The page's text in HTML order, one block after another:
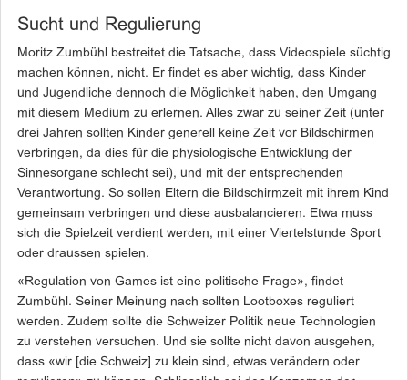
Sucht und Regulierung
Moritz Zumbühl bestreitet die Tatsache, dass Videospiele süchtig
machen können, nicht. Er findet es aber wichtig, dass Kinder
und Jugendliche dennoch die Möglichkeit haben, den Umgang
mit diesem Medium zu erlernen. Alles zwar zu seiner Zeit (unter
drei Jahren sollten Kinder generell keine Zeit vor Bildschirmen
verbringen, da dies für die physiologische Entwicklung der
Sinnesorgane schlecht sei), und mit der entsprechenden
Verantwortung. So sollen Eltern die Bildschirmzeit mit ihrem Kind
gemeinsam verbringen und diese ausbalancieren. Etwa muss
sich die Spielzeit verdient werden, mit einer Viertelstunde Sport
oder draussen spielen.
«Regulation von Games ist eine politische Frage», findet
Zumbühl. Seiner Meinung nach sollten Lootboxes reguliert
werden. Zudem sollte die Schweizer Politik neue Technologien
zu verstehen versuchen. Und sie sollte nicht davon ausgehen,
dass «wir [die Schweiz] zu klein sind, etwas verändern oder